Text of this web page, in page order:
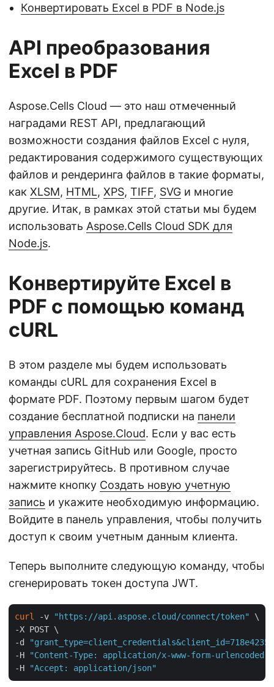
Конвертировать Excel в PDF в Node.js
API преобразования
Excel в PDF
Aspose.Cells Cloud — это наш отмеченный
наградами REST API, предлагающий
возможности создания файлов Excel с нуля,
редактирования содержимого существующих
файлов и рендеринга файлов в такие форматы,
как XLSM, HTML, XPS, TIFF, SVG и многие
другие. Итак, в рамках этой статьи мы будем
использовать Aspose.Cells Cloud SDK для
Node.js.
Конвертируйте Excel в
PDF с помощью команд
cURL
В этом разделе мы будем использовать
команды cURL для сохранения Excel в
формате PDF. Поэтому первым шагом будет
создание бесплатной подписки на панели
управления Aspose.Cloud. Если у вас есть
учетная запись GitHub или Google, просто
зарегистрируйтесь. В противном случае
нажмите кнопку Создать новую учетную
запись и укажите необходимую информацию.
Войдите в панель управления, чтобы получить
доступ к своим учетным данным клиента.
Теперь выполните следующую команду, чтобы
сгенерировать токен доступа JWT.
curl -v "https://api.aspose.cloud/connect/token"
\
-X POST \
-d
"grant_type=client_credentials&client_id=718e4235-
-H
"Content-Type: application/x-www-form-urlencoded"
-H
"Accept: application/json"